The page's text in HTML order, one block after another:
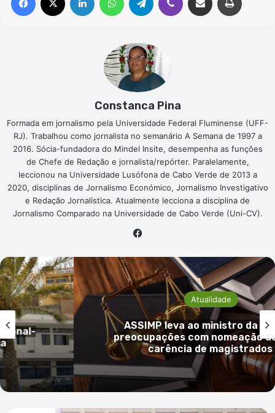
Constanca Pina
Formada em jornalismo pela Universidade Federal Fluminense (UFF-
RJ). Trabalhou como jornalista no semanário A Semana de 1997 a
2016. Sócia-fundadora do Mindel Insite, desempenha as funções
de Chefe de Redação e jornalista/repórter. Paralelamente,
leccionou na Universidade Lusófona de Cabo Verde de 2013 a
2020, disciplinas de Jornalismo Económico, Jornalismo Investigativo
e Redação Jornalística. Atualmente lecciona a disciplina de
Jornalismo Comparado na Universidade de Cabo Verde (Uni-CV).
Atualidade
ASSIMP leva ao ministro da
preocupações com nomeação do
carência de magistrados